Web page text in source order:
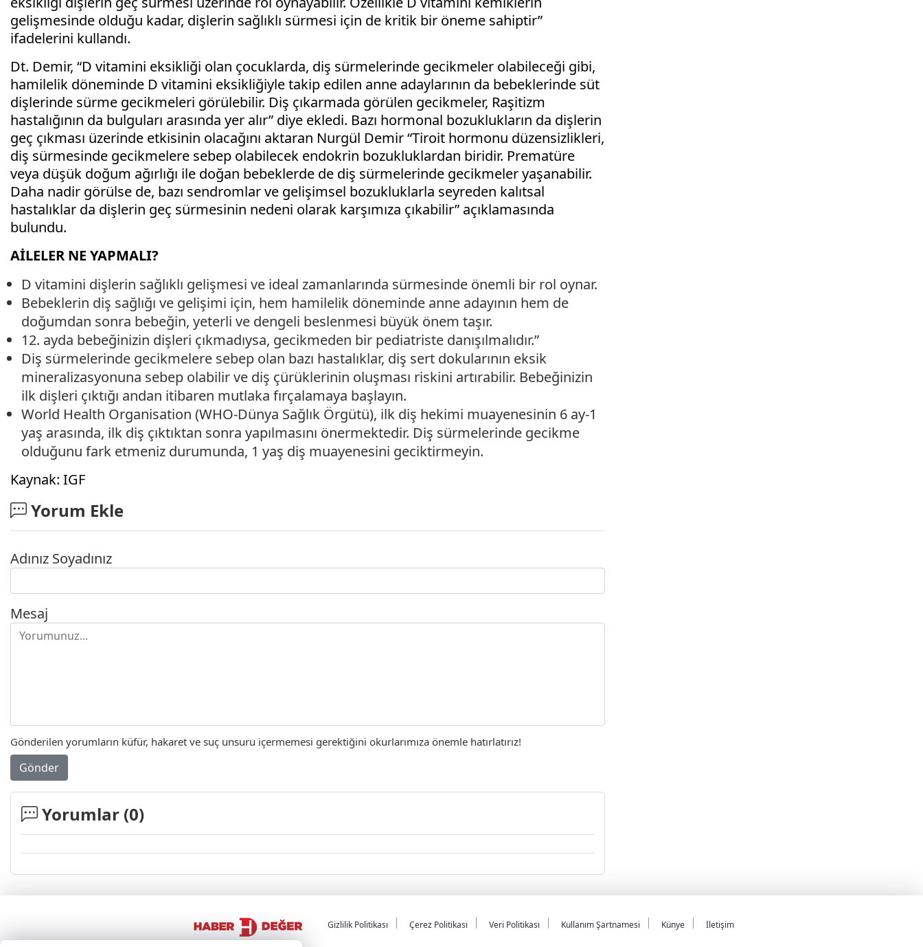
gelişmesinde olduğu kadar, dişlerin sağlıklı sürmesi için de kritik bir öneme sahiptir”
ifadelerini kullandı.
Dt. Demir, “D vitamini eksikliği olan çocuklarda, diş sürmelerinde gecikmeler olabileceği gibi,
hamilelik döneminde D vitamini eksikliğiyle takip edilen anne adaylarının da bebeklerinde süt
dişlerinde sürme gecikmeleri görülebilir. Diş çıkarmada görülen gecikmeler, Raşitizm
hastalığının da bulguları arasında yer alır” diye ekledi. Bazı hormonal bozuklukların da dişlerin
geç çıkması üzerinde etkisinin olacağını aktaran Nurgül Demir “Tiroit hormonu düzensizlikleri,
diş sürmesinde gecikmelere sebep olabilecek endokrin bozukluklardan biridir. Prematüre
veya düşük doğum ağırlığı ile doğan bebeklerde de diş sürmelerinde gecikmeler yaşanabilir.
Daha nadir görülse de, bazı sendromlar ve gelişimsel bozukluklarla seyreden kalıtsal
hastalıklar da dişlerin geç sürmesinin nedeni olarak karşımıza çıkabilir” açıklamasında
bulundu.
AİLELER NE YAPMALI?
D vitamini dişlerin sağlıklı gelişmesi ve ideal zamanlarında sürmesinde önemli bir rol oynar.
Bebeklerin diş sağlığı ve gelişimi için, hem hamilelik döneminde anne adayının hem de
doğumdan sonra bebeğin, yeterli ve dengeli beslenmesi büyük önem taşır.
12. ayda bebeğinizin dişleri çıkmadıysa, gecikmeden bir pediatriste danışılmalıdır.”
Diş sürmelerinde gecikmelere sebep olan bazı hastalıklar, diş sert dokularının eksik
mineralizasyonuna sebep olabilir ve diş çürüklerinin oluşması riskini artırabilir. Bebeğinizin
ilk dişleri çıktığı andan itibaren mutlaka fırçalamaya başlayın.
World Health Organisation (WHO-Dünya Sağlık Örgütü), ilk diş hekimi muayenesinin 6 ay-1
yaş arasında, ilk diş çıktıktan sonra yapılmasını önermektedir. Diş sürmelerinde gecikme
olduğunu fark etmeniz durumunda, 1 yaş diş muayenesini geciktirmeyin.
Kaynak: IGF
Yorum Ekle
Adınız Soyadınız
Mesaj
Gönderilen yorumların küfür, hakaret ve suç unsuru içermemesi gerektiğini okurlarımıza önemle hatırlatırız!
Gönder
Yorumlar (0)
Gizlilik Politikası Çerez Politikası Veri Politikası Kullanım Şartnamesi Künye İletişim